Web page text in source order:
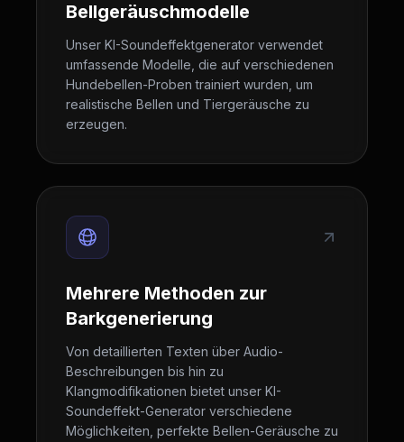
Bellgeräuschmodelle
Unser KI-Soundeffektgenerator verwendet
umfassende Modelle, die auf verschiedenen
Hundebellen-Proben trainiert wurden, um
realistische Bellen und Tiergeräusche zu
erzeugen.
Mehrere Methoden zur
Barkgenerierung
Von detaillierten Texten über Audio-
Beschreibungen bis hin zu
Klangmodifikationen bietet unser KI-
Soundeffekt-Generator verschiedene
Möglichkeiten, perfekte Bellen-Geräusche zu